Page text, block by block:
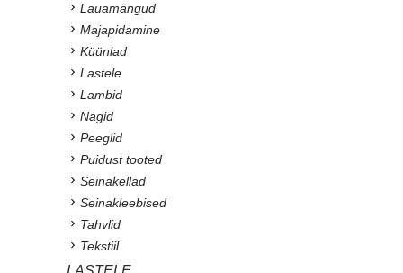
Lauamängud
Majapidamine
Küünlad
Lastele
Lambid
Nagid
Peeglid
Puidust tooted
Seinakellad
Seinakleebised
Tahvlid
Tekstiil